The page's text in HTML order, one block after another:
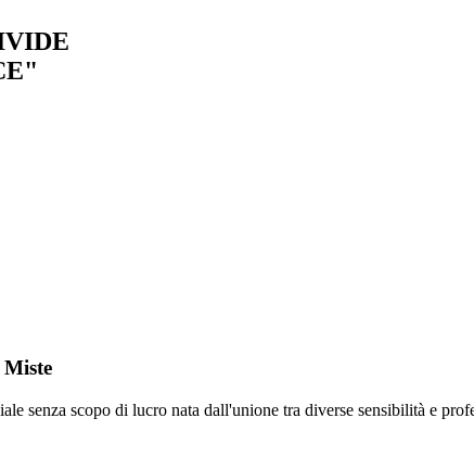
senza scopo di lucro nata dall'unione tra diverse sensibilità e